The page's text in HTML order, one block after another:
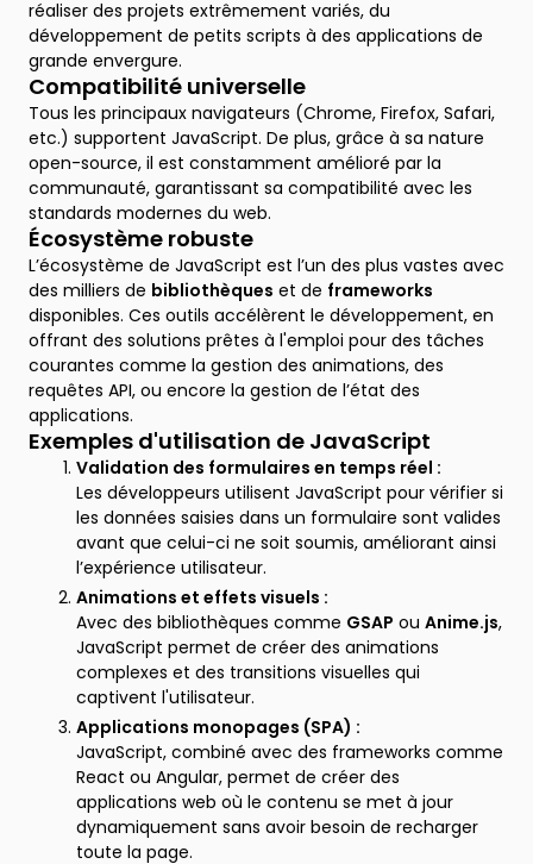
réaliser des projets extrêmement variés, du
développement de petits scripts à des applications de
grande envergure.
Compatibilité universelle
Tous les principaux navigateurs (Chrome, Firefox, Safari,
etc.) supportent JavaScript. De plus, grâce à sa nature
open-source, il est constamment amélioré par la
communauté, garantissant sa compatibilité avec les
standards modernes du web.
Écosystème robuste
L’écosystème de JavaScript est l’un des plus vastes avec
des milliers de bibliothèques et de frameworks
disponibles. Ces outils accélèrent le développement, en
offrant des solutions prêtes à l'emploi pour des tâches
courantes comme la gestion des animations, des
requêtes API, ou encore la gestion de l’état des
applications.
Exemples d'utilisation de JavaScript
Validation des formulaires en temps réel :
Les développeurs utilisent JavaScript pour vérifier si
les données saisies dans un formulaire sont valides
avant que celui-ci ne soit soumis, améliorant ainsi
l’expérience utilisateur.
Animations et effets visuels :
Avec des bibliothèques comme GSAP ou Anime.js,
JavaScript permet de créer des animations
complexes et des transitions visuelles qui
captivent l'utilisateur.
Applications monopages (SPA) :
JavaScript, combiné avec des frameworks comme
React ou Angular, permet de créer des
applications web où le contenu se met à jour
dynamiquement sans avoir besoin de recharger
toute la page.